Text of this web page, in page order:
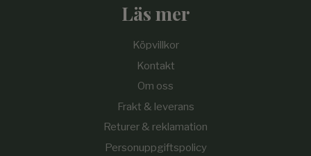
Läs mer
Köpvillkor
Kontakt
Om oss
Frakt & leverans
Returer & reklamation
Personuppgiftspolicy